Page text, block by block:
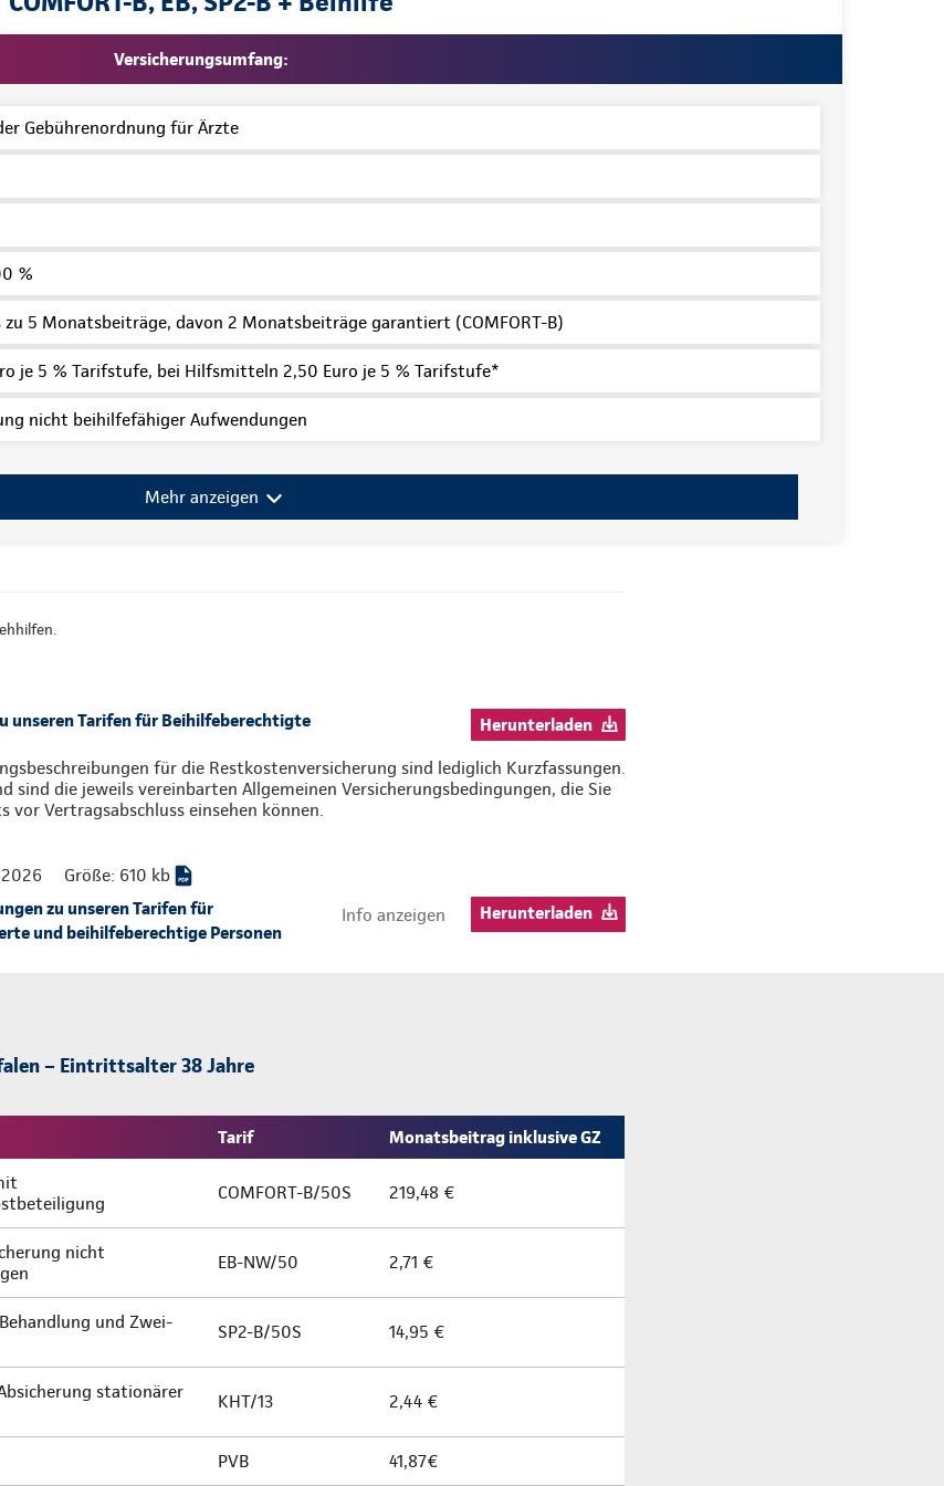
Versicherungsumfang:
Gebührenordnung für Ärzte
%
5 Monatsbeiträge, davon 2 Monatsbeiträge garantiert (COMFORT-B)
je 5 % Tarifstufe, bei Hilfsmitteln 2,50 Euro je 5 % Tarifstufe*
nicht beihilfefähiger Aufwendungen
Mehr anzeigen
unseren Tarifen für Beihilfeberechtigte Herunterladen
für die Restkostenversicherung sind lediglich Kurzfassungen.
sind die jeweils vereinbarten Allgemeinen Versicherungsbedingungen, die Sie
vor Vertragsabschluss einsehen können.
Größe: 610 kb
zu unseren Tarifen für
und beihilfeberechtige Personen
Info anzeigen Herunterladen
– Eintrittsalter 38 Jahre
Tarif Monatsbeitrag inklusive GZ
COMFORT-B/50S 219,48 €
nicht
EB-NW/50 2,71 €
und Zwei-
SP2-B/50S 14,95 €
stationärer
KHT/13 2,44 €
PVB 41,87€